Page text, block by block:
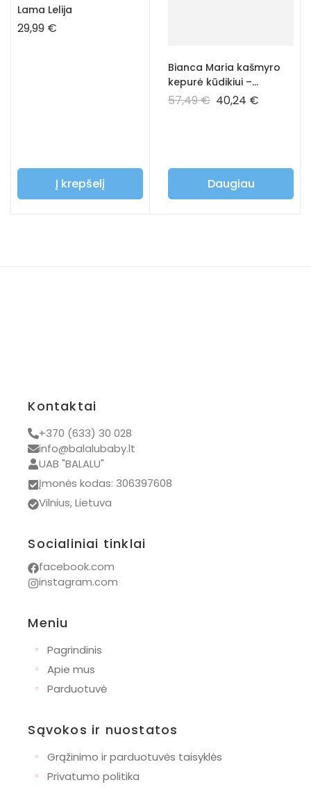
Lama Lelija
29,99 €
Į krepšelį
Bianca Maria kašmyro
kepurė kūdikiui –
kreminė spalva
57,49€ 40,24 €
Daugiau
Kontaktai
+370 (633) 30 028
info@balalubaby.lt
UAB "BALALU"
Įmonės kodas: 306397608
Vilnius, Lietuva
Socialiniai tinklai
facebook.com
instagram.com
Meniu
◦
Pagrindinis
◦ Apie mus
◦ Parduotuvė
Sąvokos ir nuostatos
◦
Grąžinimo ir parduotuvės taisyklės
◦ Privatumo politika